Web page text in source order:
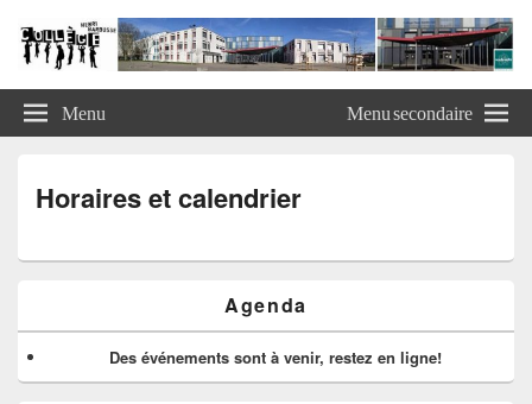
Site officiel du Collège Henri
Barbusse
Site officiel du collège Henri Barbusse de Vaulx-en-Velin
Menu Menu secondaire
Horaires et calendrier
de
widget
pour
Agenda
Des événements sont à venir, restez en ligne!
Panneau de gestion des cookies